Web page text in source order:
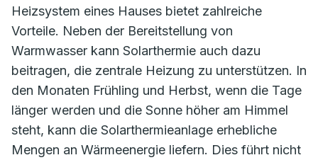
Heizsystem eines Hauses bietet zahlreiche
Vorteile. Neben der Bereitstellung von
Warmwasser kann Solarthermie auch dazu
beitragen, die zentrale Heizung zu unterstützen. In
den Monaten Frühling und Herbst, wenn die Tage
länger werden und die Sonne höher am Himmel
steht, kann die Solarthermieanlage erhebliche
Mengen an Wärmeenergie liefern. Dies führt nicht